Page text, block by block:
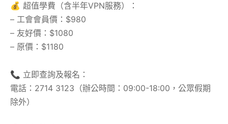
💰 超值學費（含半年VPN服務）：
– 工會會員價：$980
– 友好價：$1080
– 原價：$1180
📞 立即查詢及報名：
電話：2714 3123（辦公時間：09:00-18:00，公眾假期
除外）